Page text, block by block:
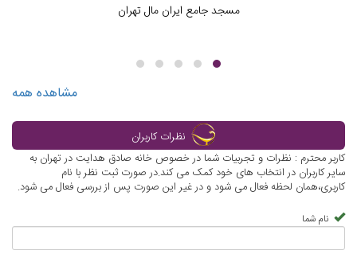
مسجد جامع ایران مال تهران
مشاهده همه
نظرات کاربران
کاربر محترم : نظرات و تجربیات شما در خصوص خانه صادق هدایت در تهران به
سایر کاربران در انتخاب های خود کمک می کند.در صورت ثبت نظر با نام
کاربری،همان لحظه فعال می شود و در غیر این صورت پس از بررسی فعال می شود.
نام شما